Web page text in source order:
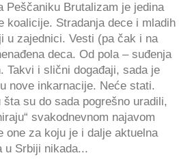
Peščaniku Brutalizam je jedina
koalicije. Stradanja dece i mladih
u zajednici. Vesti (pa čak i na
deca. Od pola – suđenja
Takvi i slični događaji, sada je
nove inkarnacije. Neće stati.
su do sada pogrešno uradili,
svakodnevnom najavom
one za koju je i dalje aktuelna
u Srbiji nikada...